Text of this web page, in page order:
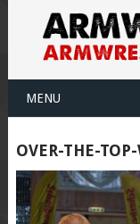
MENU
OVER-THE-